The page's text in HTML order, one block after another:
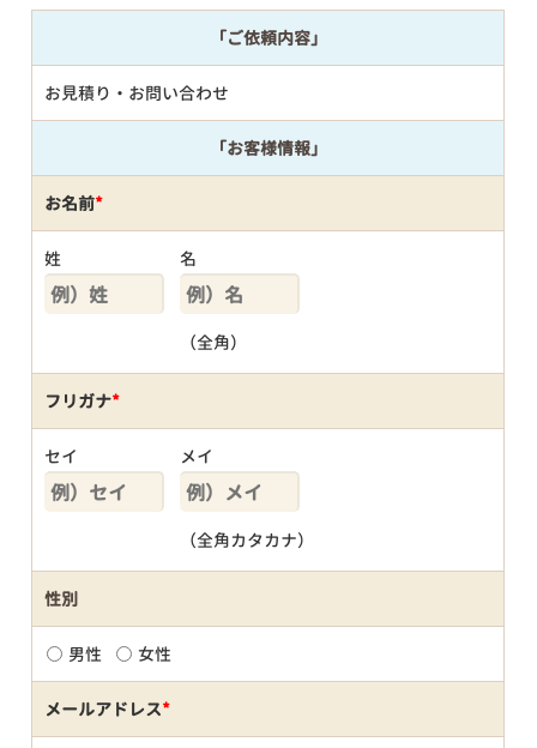
「ご依頼内容」
お見積り・お問い合わせ
「お客様情報」
お名前*
姓 名
（全角）
フリガナ*
セイ メイ
（全角カタカナ）
性別
男性 女性
メールアドレス*